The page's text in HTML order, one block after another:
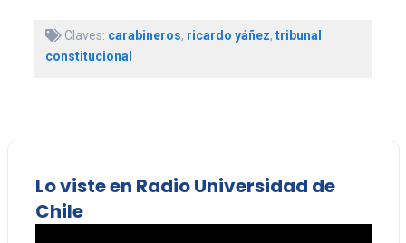
Claves: carabineros, ricardo yáñez, tribunal
constitucional
Lo viste en Radio Universidad de
Chile